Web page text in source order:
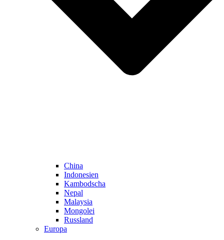
China
Indonesien
Kambodscha
Nepal
Malaysia
Mongolei
Russland
Europa